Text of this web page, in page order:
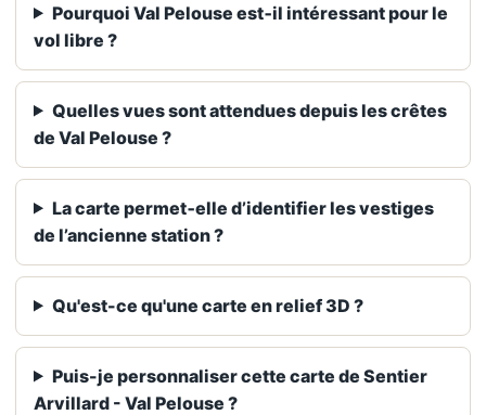
Pourquoi Val Pelouse est‑il intéressant pour le
vol libre ?
Quelles vues sont attendues depuis les crêtes
de Val Pelouse ?
La carte permet‑elle d’identifier les vestiges
de l’ancienne station ?
Qu'est-ce qu'une carte en relief 3D ?
Puis-je personnaliser cette carte de Sentier
Arvillard - Val Pelouse ?